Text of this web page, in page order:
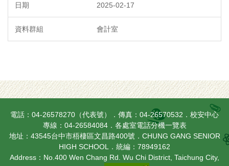
2025-02-17
會計室
電話：04-26578270（代表號）．傳真：04-26570532．校安中心
專線：04-26584084． 各處室電話分機一覽表
地址：43545台中市梧棲區文昌路400號．CHUNG GANG SENIOR
HIGH SCHOOL．統編：78949162
Address：No.400 Wen Chang Rd. Wu Chi District, Taichung City,